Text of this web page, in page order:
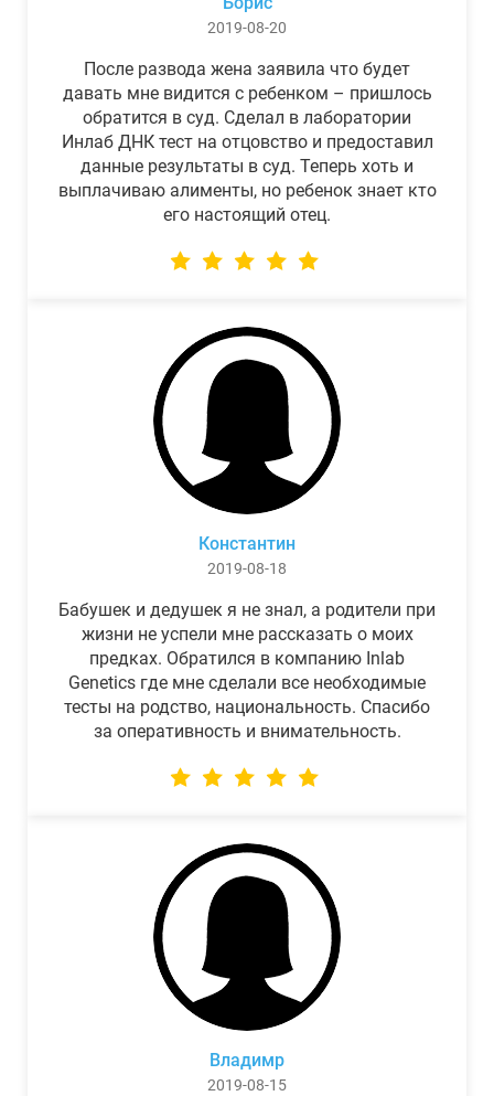
2019-08-20
После развода жена заявила что будет
давать мне видится с ребенком – пришлось
обратится в суд. Сделал в лаборатории
Инлаб ДНК тест на отцовство и предоставил
данные результаты в суд. Теперь хоть и
выплачиваю алименты, но ребенок знает кто
его настоящий отец.
Константин
2019-08-18
Бабушек и дедушек я не знал, а родители при
жизни не успели мне рассказать о моих
предках. Обратился в компанию Inlab
Genetics где мне сделали все необходимые
тесты на родство, национальность. Спасибо
за оперативность и внимательность.
Владимр
2019-08-15